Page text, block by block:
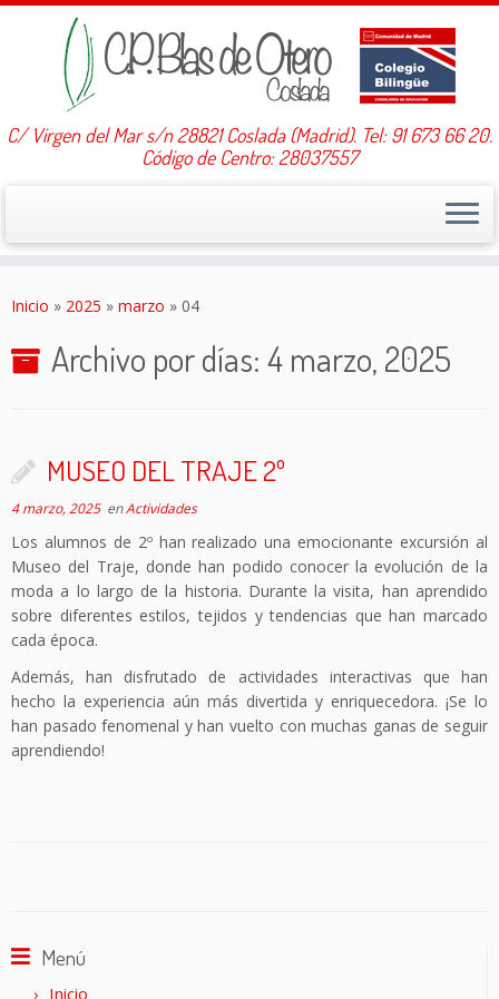
C/ Virgen del Mar s/n 28821 Coslada (Madrid). Tel: 91 673 66 20.
Código de Centro: 28037557
Inicio » 2025 » marzo » 04
Archivo por días: 4 marzo, 2025
MUSEO DEL TRAJE 2º
4 marzo, 2025enActividades
Los alumnos de 2º han realizado una emocionante excursión al
Museo del Traje, donde han podido conocer la evolución de la
moda a lo largo de la historia. Durante la visita, han aprendido
sobre diferentes estilos, tejidos y tendencias que han marcado
cada época.
Además, han disfrutado de actividades interactivas que han
hecho la experiencia aún más divertida y enriquecedora. ¡Se lo
han pasado fenomenal y han vuelto con muchas ganas de seguir
aprendiendo!
Menú
Inicio